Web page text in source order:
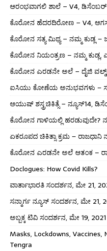
ಆರಂಭವಾಗಲಿ ಶಾಲೆ – V4, ಡಿಸೆಂಬರ್
ಕೊರೋನ ಹೆದರದಿರೋಣ – V4,
ಕೊರೋನ ಸತ್ಯ ಮಿಥ್ಯ – ನಮ್ಮ ಕುಡ್ಲ –
ಕೊರೋನ ನಿಯಂತ್ರಣ – ನಮ್ಮ ಕುಡ್ಲ,
ಕೊರೋನ ಎರಡನೇ ಅಲೆ – ದೈಜಿ
ಐಸಿಯು ಕೋಣೆಯ ಅನುಭವಗಳು –
ಆಯುಷ್ ಶಸ್ತ್ರಚಿಕಿತ್ಸೆ – ನ್ಯೂಸ್14,
ಕೊರೋನ ಗಾಳಿಯಲ್ಲಿ ಹರಡುವುದೇ?
ಏಕರೂಪದ ಚಿಕಿತ್ಸಾ ಕ್ರಮ – ರಾಜಧಾನಿ
ಕೊರೋನ ಎರಡನೇ ಅಲೆ ಆತಂಕ –
Doclogues: How Covid Kills?
ವಾರ್ತಾಭಾರತಿ ಸಂದರ್ಶನ, ಮೇ 21,
ಸನ್ಮಾರ್ಗ ನ್ಯೂಸ್ ಸಂದರ್ಶನ, ಮೇ 21,
ಅಬ್ಬಕ್ಕ ಟಿವಿ ಸಂದರ್ಶನ, ಮೇ 19, 2021
Masks, Lockdowns,
Tengra